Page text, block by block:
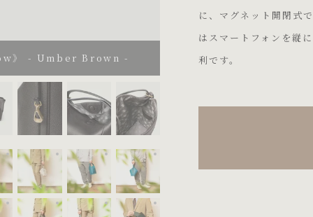
》 - Umber Brown -
- Umber Brown -
となります。 ※Color：British Green
Gray
Color：Light GrayColor：Light GrayColor：Turquoise Blue
Color：OakColor：British Green
Color：British Green
に、マグネット開閉式
はスマートフォンを縦
利です。